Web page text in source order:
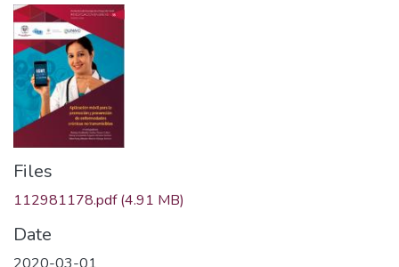
Files
112981178.pdf(4.91 MB)
Date